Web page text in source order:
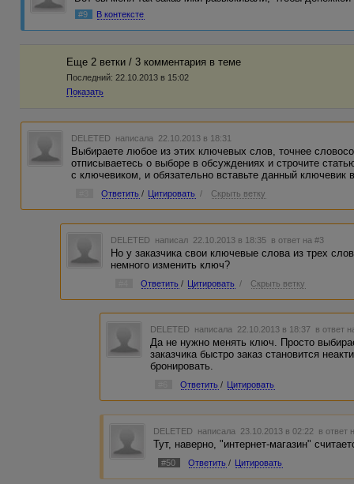
#9 В контексте
Еще 2 ветки / 3 комментария в темe
Последний: 22.10.2013 в 15:02
Показать
DELETED написала 22.10.2013 в 18:31
Выбираете любое из этих ключевых слов, точнее
отписываетесь о выборе в обсуждениях и строчите
с ключевиком, и обязательно вставьте данный ключевик
Ответить / Цитировать / Скрыть ветку
DELETED написал 22.10.2013 в 18:35 в ответ на #3
Но у заказчика свои ключевые слова из трех
немного изменить ключ?
Ответить / Цитировать / Скрыть ветку
DELETED написала 22.10.2013 в 18:37 в ответ
Да не нужно менять ключ. Просто
заказчика быстро заказ становится
бронировать.
Ответить / Цитировать
DELETED написала 23.10.2013 в 02:22 в ответ
Тут, наверно, "интернет-магазин"
#50 Ответить / Цитировать